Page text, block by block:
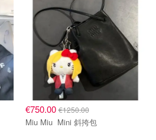
€750.00€1250.00
Miu Miu Mini 斜挎包